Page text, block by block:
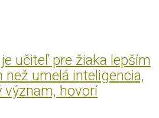
je učiteľ pre žiaka lepším
umelá inteligencia,
význam, hovorí